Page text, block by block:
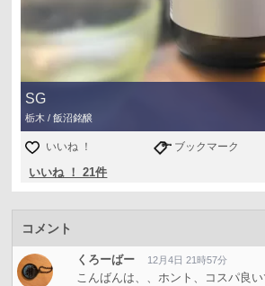
SG
栃木 / 飯沼銘醸
いいね ！ ブックマーク
いいね ！ 21件
コメント
くろーばー 12月4日 21時57分
こんばんは、、ホント、コスパ良